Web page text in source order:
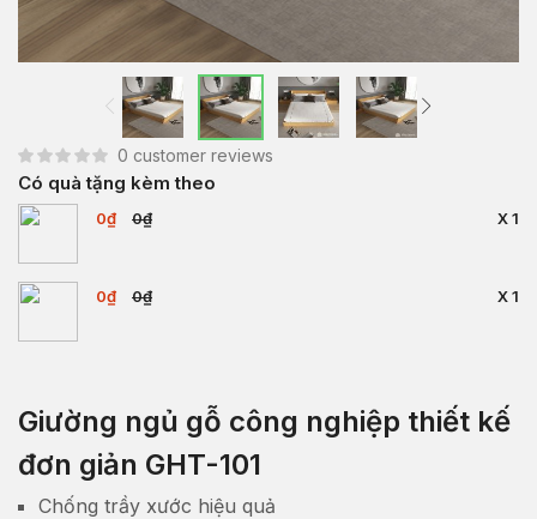
0 customer reviews
Có quà tặng kèm theo
0₫ 0₫ X 1
0₫ 0₫ X 1
Giường ngủ gỗ công nghiệp thiết kế
đơn giản GHT-101
Chống trầy xước hiệu quả